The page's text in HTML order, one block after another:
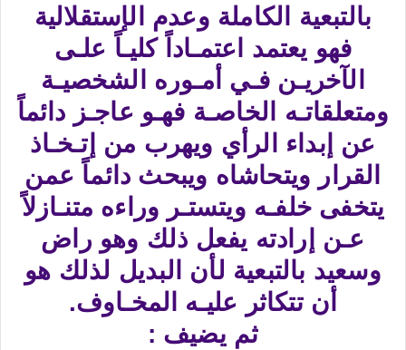
بالتبعية الكاملة وعدم الإستقلالية
فهو يعتمد اعتمـاداً كليـاً علـى
الآخريـن فـي أمـوره الشخصيـة
ومتعلقاتـه الخاصـة فهـو عاجـز دائماً
عن إبداء الرأي ويهرب من إتـخـاذ
القرار ويتحاشاه ويبحث دائماً عمن
يتخفى خلفـه ويتستـر وراءه متنـازلاً
عـن إرادته يفعل ذلك وهو راض
وسعيد بالتبعية لأن البديل لذلك هو
أن تتكاثر عليـه المخـاوف.
ثم يضيف :